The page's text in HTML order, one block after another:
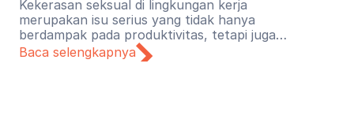
Kekerasan seksual di lingkungan kerja
merupakan isu serius yang tidak hanya
berdampak pada produktivitas, tetapi juga
meninggalkan trauma mendalam bagi
korbannya. Menyadari urgensi tersebut,
Baca selengkapnya